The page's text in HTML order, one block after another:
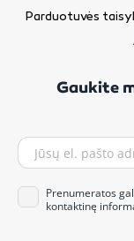
Parduotuvės
Gaukite
Prenumeratos
kontaktinę